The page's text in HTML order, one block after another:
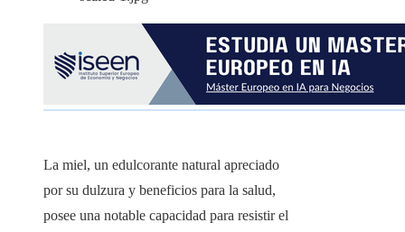
La miel, un edulcorante natural apreciado
por su dulzura y beneficios para la salud,
posee una notable capacidad para resistir el